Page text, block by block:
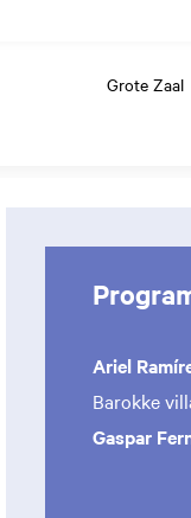
Grote Zaal
Ariel
Barokke
Gaspar